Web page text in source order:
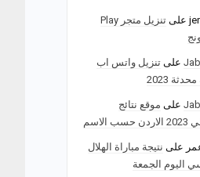
على
تنزيل متجر Play
على تنزيل واتس اب
2023
على موقع نتائج
على نتيجة مباراة الهلال
اليوم الجمعة